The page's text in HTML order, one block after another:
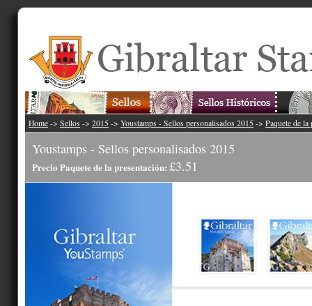
Home -> Sellos -> 2015 -> Youstamps - Sellos personalisados 2015 -> Paquete de la
Youstamps - Sellos personalisados 2015
Precio Paquete de la presentación: £3.51